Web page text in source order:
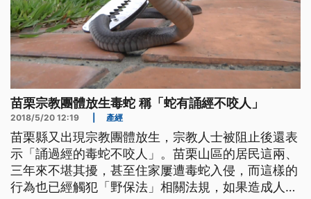
苗栗宗教團體放生毒蛇 稱「蛇有誦經不咬人」
2018/5/20 12:19 產經
苗栗縣又出現宗教團體放生，宗教人士被阻止後還表
示「誦過經的毒蛇不咬人」。苗栗山區的居民這兩、
三年來不堪其擾，甚至住家屢遭毒蛇入侵，而這樣的
行為也已經觸犯「野保法」相關法規，如果造成人畜